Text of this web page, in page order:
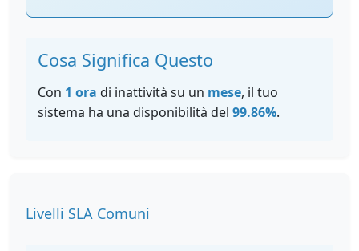
Cosa Significa Questo
Con 1 ora di inattività su un mese, il tuo
sistema ha una disponibilità del 99.86%.
Livelli SLA Comuni